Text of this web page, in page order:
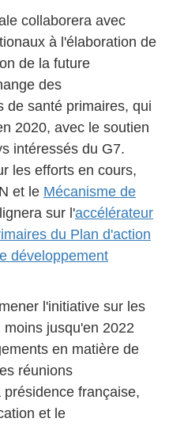
collaborera avec
à l'élaboration de
de la future
des
de santé primaires, qui
2020, avec le soutien
intéressés du G7.
les efforts en cours,
et le Mécanisme de
sur l'accélérateur
du Plan d'action
développement
l'initiative sur les
jusqu'en 2022
en matière de
réunions
française,
et le